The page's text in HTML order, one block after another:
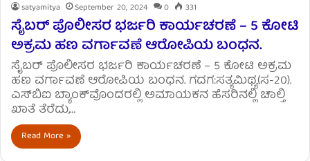
satyamitya
September 20, 2024 0 331
ಸೈಬರ್ ಪೊಲೀಸರ ಭರ್ಜರಿ ಕಾರ್ಯಚರಣೆ – 5 ಕೋಟಿ
ಅಕ್ರಮ ಹಣ ವರ್ಗಾವಣೆ ಆರೋಪಿಯ ಬಂಧನ.
ಸೈಬರ್ ಪೊಲೀಸರ ಭರ್ಜರಿ ಕಾರ್ಯಚರಣೆ – 5 ಕೋಟಿ ಅಕ್ರಮ
ಹಣ ವರ್ಗಾವಣೆ ಆರೋಪಿಯ ಬಂಧನ. ಗದಗ:ಸತ್ಯಮಿಥ್ಯ(ಸ-20).
ಎಸ್‌ಬಿಐ ಬ್ಯಾಂಕ್‌ವೊಂದರಲ್ಲಿ ಅಮಾಯಕನ ಹೆಸರಿನಲ್ಲಿ ಚಾಲ್ತಿ
ಖಾತೆ ತೆರೆದು,…
Read More »